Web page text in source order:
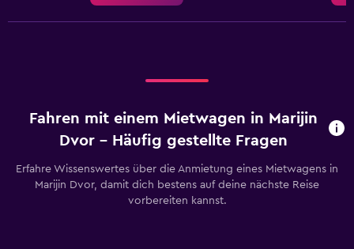
Fahren mit einem Mietwagen in Marijin
Dvor – Häufig gestellte Fragen
Erfahre Wissenswertes über die Anmietung eines Mietwagens in
Marijin Dvor, damit dich bestens auf deine nächste Reise
vorbereiten kannst.